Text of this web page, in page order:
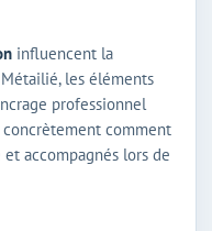
influencent la
les éléments
professionnel
comment
accompagnés lors de